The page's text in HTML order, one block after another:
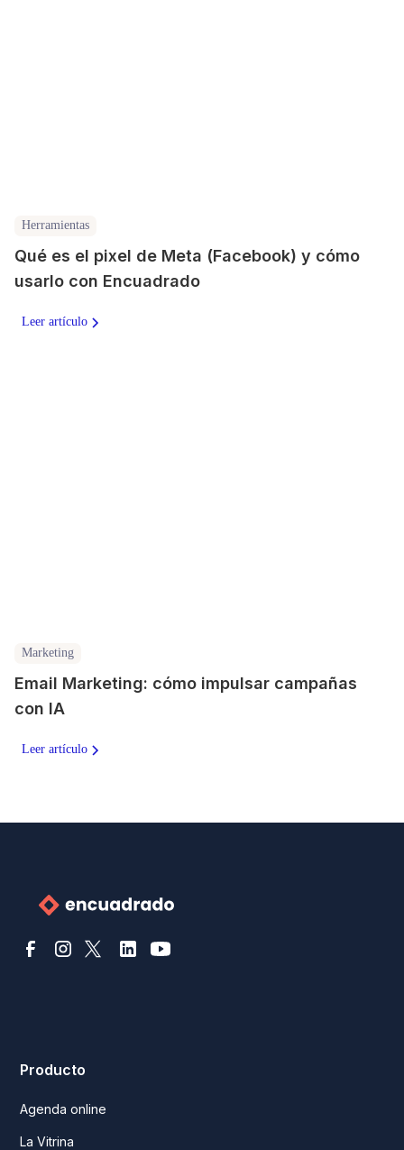
Herramientas
Qué es el pixel de Meta (Facebook) y cómo
usarlo con Encuadrado
Leer artículo
Marketing
Email Marketing: cómo impulsar campañas
con IA
Leer artículo
Producto
Agenda online
La Vitrina